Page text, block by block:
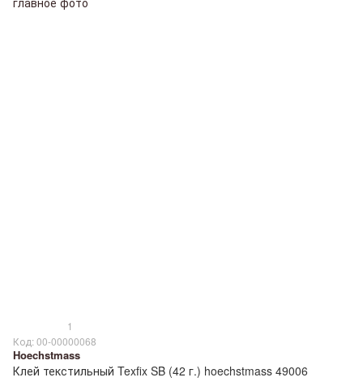
1
Код: 00-00000068
Hoechstmass
Клей текстильный Texfix SB (42 г.) hoechstmass 49006